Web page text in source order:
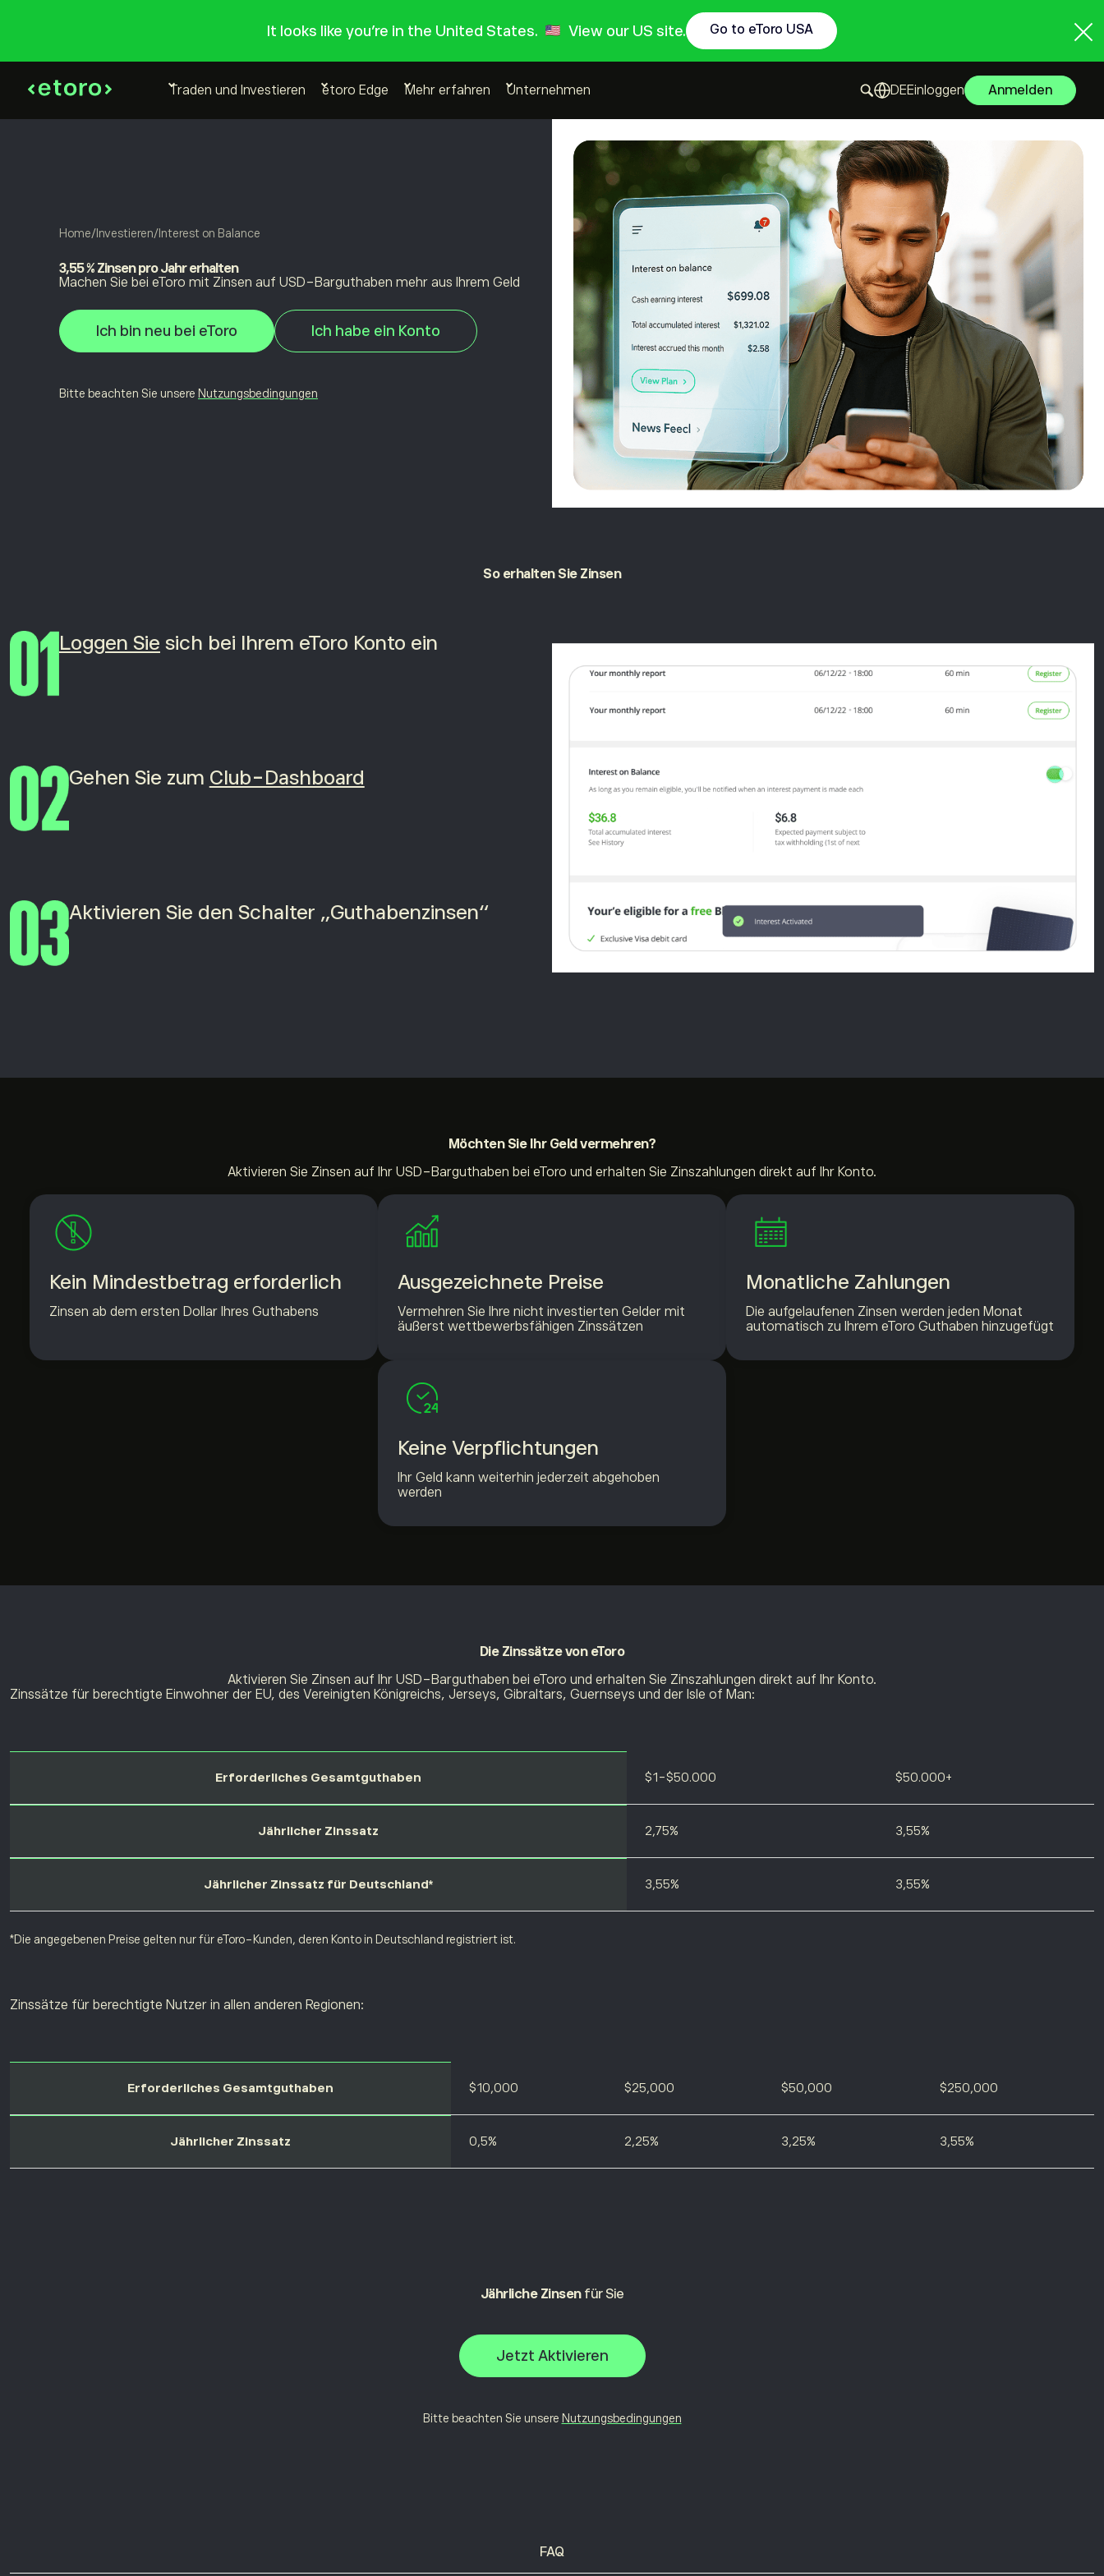
It looks like you're in the United States. View our US site. Go to eToro USA
Traden und Investieren etoro Edge Mehr erfahren Unternehmen Einloggen Anmelden
Home/ Investieren/ Interest on Balance
3,55 % Zinsen pro Jahr erhalten
Machen Sie bei eToro mit Zinsen auf USD-Barguthaben mehr aus Ihrem Geld
Ich bin neu bei eToro Ich habe ein Konto
Bitte beachten Sie unsere Nutzungsbedingungen
So erhaltenSie Zinsen
Loggen Sie sich bei Ihrem eToro Konto ein
Gehen Sie zum Club-Dashboard
Aktivieren Sie den Schalter „Guthabenzinsen“
Möchten Sie Ihr Geld vermehren?
Aktivieren Sie Zinsen auf Ihr USD-Barguthaben bei eToro und erhalten Sie Zinszahlungen direkt auf Ihr Konto.
Kein Mindestbetrag erforderlich
Zinsen ab dem ersten Dollar Ihres Guthabens
Ausgezeichnete Preise
Vermehren Sie Ihre nicht investierten Gelder mit
äußerst wettbewerbsfähigen Zinssätzen
Monatliche Zahlungen
Die aufgelaufenen Zinsen werden jeden Monat
automatisch zu Ihrem eToro Guthaben hinzugefügt
Keine Verpflichtungen
Ihr Geld kann weiterhin jederzeit abgehoben
werden
Die Zinssätze von eToro
Aktivieren Sie Zinsen auf Ihr USD-Barguthaben bei eToro und erhalten Sie Zinszahlungen direkt auf Ihr Konto.
Zinssätze für berechtigte Einwohner der EU, des Vereinigten Königreichs, Jerseys, Gibraltars, Guernseys und der Isle of Man:
Erforderliches Gesamtguthaben $1-$50.000 $50.000+
Jährlicher Zinssatz 2,75% 3,55%
Jährlicher Zinssatz für Deutschland* 3,55% 3,55%
*Die angegebenen Preise gelten nur für eToro-Kunden, deren Konto in Deutschland registriert ist.
Zinssätze für berechtigte Nutzer in allen anderen Regionen:
Erforderliches Gesamtguthaben $10,000 $25,000 $50,000 $250,000
Jährlicher Zinssatz 0,5% 2,25% 3,25% 3,55%
Jährliche Zinsenfür Sie
Jetzt Aktivieren
Bitte beachten Sie unsere Nutzungsbedingungen
FAQ